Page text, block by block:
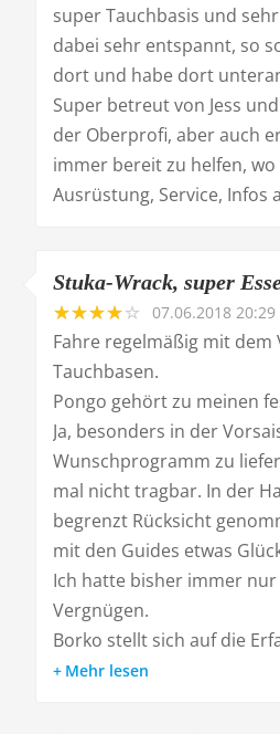
super Tauchbasis und
dabei sehr entspannt, so
dort und habe dort
Super betreut von Jess
der Oberprofi, aber auch
immer bereit zu helfen,
Ausrüstung, Service, Infos
Stuka-Wrack, super
07.06.2018 20:29
Fahre regelmäßig mit
Tauchbasen.
Pongo gehört zu meinen
Ja, besonders in der
Wunschprogramm zu
mal nicht tragbar. In der
begrenzt Rücksicht
mit den Guides etwas
Ich hatte bisher immer
Vergnügen.
Borko stellt sich auf die
Mehr lesen